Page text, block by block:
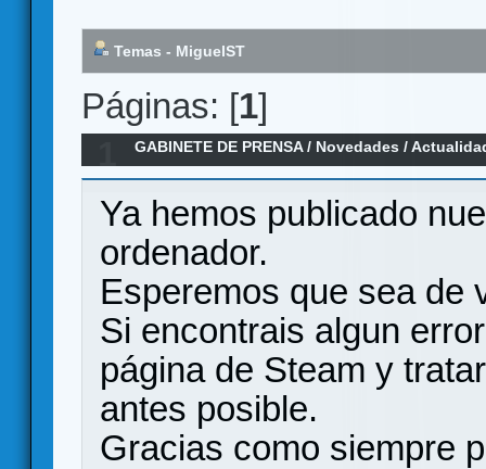
Temas - MiguelST
Páginas: [1]
GABINETE DE PRENSA/ Novedades /
venta!
Ya hemos publicado
ordenador.
Esperemos que sea de
Si encontrais algun
página de Steam y
antes posible.
Gracias como siempre